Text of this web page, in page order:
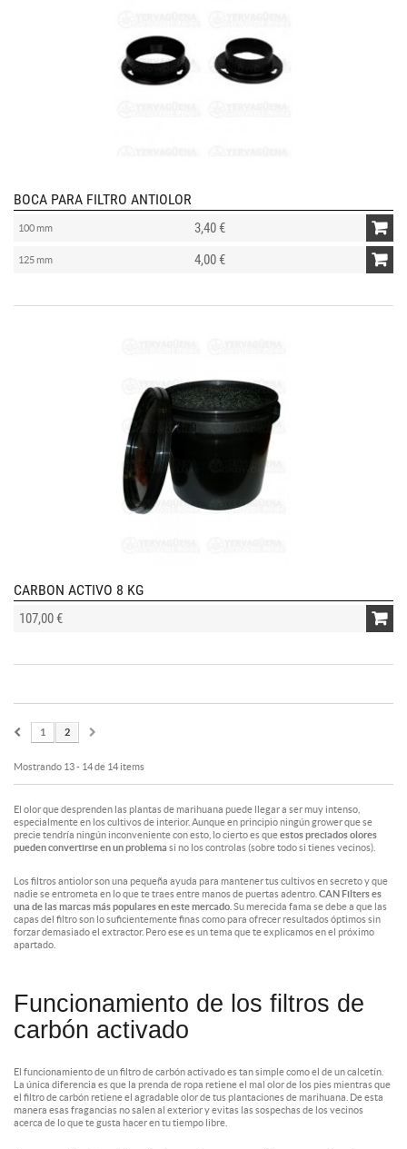
BOCA PARA FILTRO ANTIOLOR
100 mm 3,40 €
125 mm 4,00 €
CARBON ACTIVO 8 KG
107,00 €
1 2
Mostrando 13 - 14 de 14 items
El olor que desprenden las plantas de marihuana puede llegar a ser muy intenso,
especialmente en los cultivos de interior. Aunque en principio ningúngrowerque se
precie tendría ningún inconveniente con esto, lo cierto es queestos preciados olores
pueden convertirse en un problema si no los controlas (sobre todo si tienes vecinos).
Los filtros antiolor son una pequeña ayuda para mantener tus cultivos en secreto y que
nadie se entrometa en lo que te traes entre manos de puertas adentro.CAN Filters es
una de las marcas más populares en este mercado. Su merecida fama se debe a que las
capas del filtro son lo suficientemente finas como para ofrecer resultados óptimos sin
forzar demasiado el extractor. Pero ese es un tema que te explicamos en el próximo
apartado.
Funcionamiento de los filtros de
carbón activado
El funcionamiento de un filtro de carbón activado es tan simple como el de un calcetín.
La única diferencia es que la prenda de ropa retiene el mal olor de los pies mientras que
el filtro de carbón retiene el agradable olor de tus plantaciones de marihuana. De esta
manera esas fragancias no salen al exterior y evitas las sospechas de los vecinos
acerca de lo que te gusta hacer en tu tiempo libre.